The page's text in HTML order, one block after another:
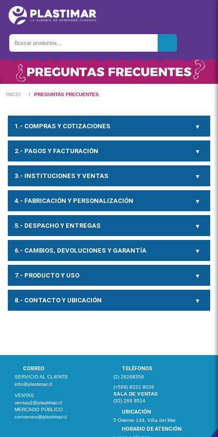
INICIO PREGUNTAS FRECUENTES
1.- COMPRAS Y COTIZACIONES
2.- PAGOS Y FACTURACIÓN
3.- INSTITUCIONES Y VENTAS
4.- FABRICACIÓN Y PERSONALIZACIÓN
5.- DESPACHO Y ENTREGAS
6.- CAMBIOS, DEVOLUCIONES Y GARANTÍA
7.- PRODUCTO Y USO
8.- CONTACTO Y UBICACIÓN
CORREO
SERVICIO AL CLIENTE
info@plastimar.cl
VENTAS
ventas2@plastimar.cl
MERCADO PÚBLICO
convenios@plastimar.cl
TELÉFONOS
(2) 26268356
(+569) 8321 8026
SALA DE VENTAS
(32) 269 9514
UBICACIÓN
5 Oriente 134, Viña del Mar
HORARIO DE ATENCIÓN